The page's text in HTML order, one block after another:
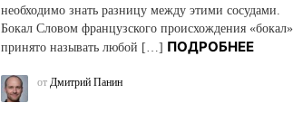
необходимо знать разницу между этими сосудами.
Бокал Словом французского происхождения «бокал»
принято называть любой […] ПОДРОБНЕЕ
от Дмитрий Панин